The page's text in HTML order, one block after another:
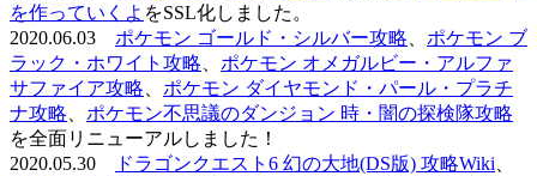
を作っていくよ をSSL化しました。
2020.06.03 ポケモン ゴールド・シルバー攻略
ポケモン ブ
ラック・ホワイト攻略
ポケモン オメガルビー・アルファ
サファイア攻略
ポケモン ダイヤモンド・パール・プラチ
ナ攻略
ポケモン不思議のダンジョン 時・闇の探検隊攻略
を全面リニューアルしました！
2020.05.30
ドラゴンクエスト6 幻の大地(DS版) 攻略Wiki